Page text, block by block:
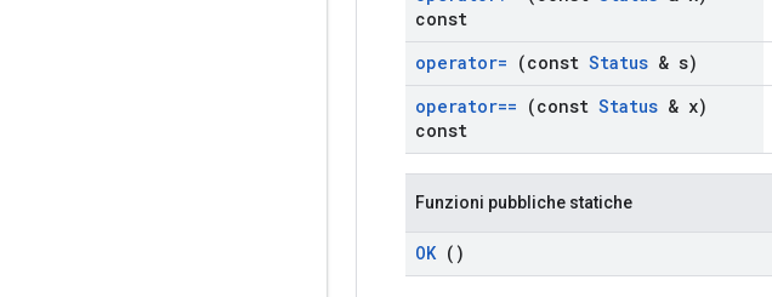
const
operator= (const Status & s)
operator== (const Status & x)
const
Funzioni pubbliche statiche
OK()